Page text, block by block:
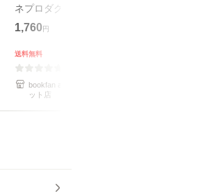
ネプロダクション/新
田均
1,760 円
送料無料
bookfan au PAY マーケ
ット店